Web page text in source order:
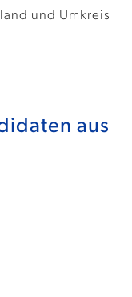
und Umkreis
aus